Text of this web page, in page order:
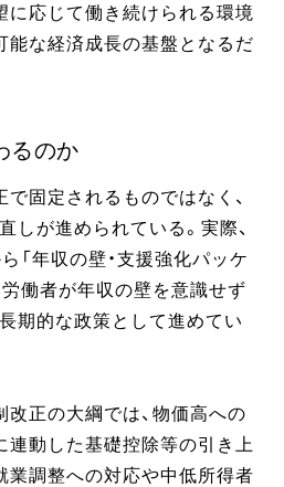
に応じて働き続けられる環境
能な経済成長の基盤となるだ
るのか
固定されるものではなく、
しが進められている。実際、
「年収の壁・支援強化パッケ
労働者が年収の壁を意識せず
期的な政策として進めてい
改正の大綱では、物価高への
連動した基礎控除等の引き上
業調整への対応や中低所得者